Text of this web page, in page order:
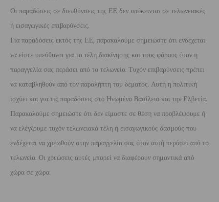
Οι παραδόσεις σε διευθύνσεις της ΕΕ δεν υπόκεινται σε τελωνειακές
ή εισαγωγικές επιβαρύνσεις.
Για παραδόσεις εκτός της ΕΕ, παρακαλούμε σημειώστε ότι ενδέχεται
να είστε υπεύθυνοι για τα τέλη διακίνησης και τους φόρους όταν η
παραγγελία σας περάσει από το τελωνείο. Τυχόν επιβαρύνσεις πρέπει
να καταβληθούν από τον παραλήπτη του δέματος. Αυτή η πολιτική
ισχύει και για τις παραδόσεις στο Ηνωμένο Βασίλειο και την Ελβετία.
Παρακαλούμε σημειώστε ότι δεν είμαστε σε θέση να προβλέψουμε ή
να ελέγξουμε τυχόν τελωνειακά τέλη ή εισαγωγικούς δασμούς που
ενδέχεται να χρεωθούν στην παραγγελία σας όταν αυτή περάσει από το
τελωνείο. Οι χρεώσεις αυτές μπορεί να διαφέρουν σημαντικά από
χώρα σε χώρα.